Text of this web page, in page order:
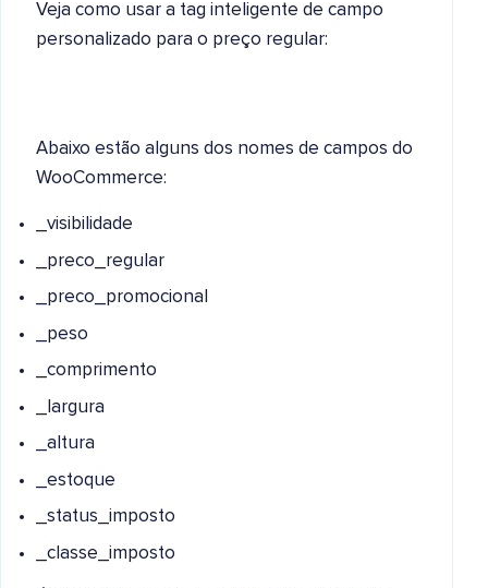
Veja como usar a tag inteligente de campo
personalizado para o preço regular:
Abaixo estão alguns dos nomes de campos do
WooCommerce:
_visibilidade
_preco_regular
_preco_promocional
_peso
_comprimento
_largura
_altura
_estoque
_status_imposto
_classe_imposto